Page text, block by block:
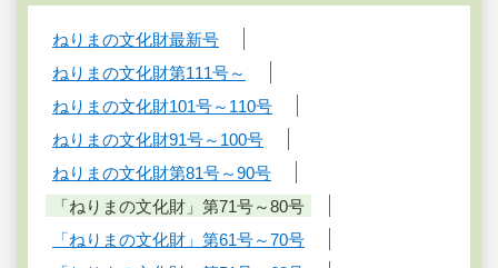
ねりまの文化財最新号
ねりまの文化財第111号～
ねりまの文化財101号～110号
ねりまの文化財91号～100号
ねりまの文化財第81号～90号
「ねりまの文化財」第71号～80号
「ねりまの文化財」第61号～70号